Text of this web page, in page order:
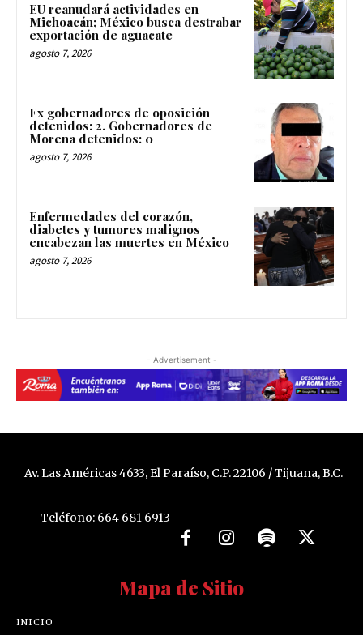
EU reanudará actividades en
Michoacán; México busca destrabar
exportación de aguacate
agosto 7, 2026
Ex gobernadores de oposición
detenidos: 2. Gobernadores de
Morena detenidos: 0
agosto 7, 2026
Enfermedades del corazón,
diabetes y tumores malignos
encabezan las muertes en México
agosto 7, 2026
- Advertisement -
Av. Las Américas 4633, El Paraíso, C.P. 22106 / Tijuana, B.C.
Teléfono: 664 681 6913
Mapa de Sitio
INICIO